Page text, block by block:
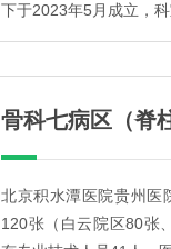
下于2023年5月成立，
骨科七病区（脊
北京积水潭医院贵州医
120张（白云院区80张